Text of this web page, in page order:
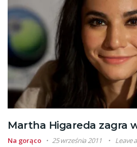
Martha Higareda zagra
Na gorąco 25 września 2011 Leave